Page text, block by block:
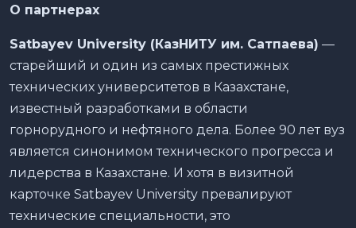
О партнерах
Satbayev University (КазНИТУ им. Сатпаева) —
старейший и один из самых престижных
технических университетов в Казахстане,
известный разработками в области
горнорудного и нефтяного дела. Более 90 лет вуз
является синонимом технического прогресса и
лидерства в Казахстане. И хотя в визитной
карточке Satbayev University превалируют
технические специальности, это